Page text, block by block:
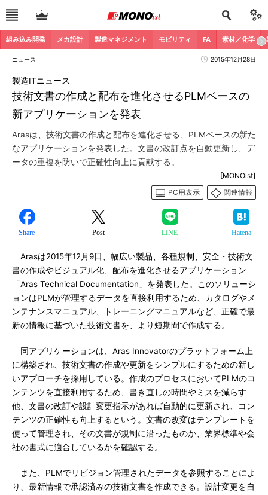
組み込み開発 メカ設計 製造マネジメント モビリティ FA 素材／化学
ニュース 2015年12月28日
技術文書の作成と配布を進化させるPLMベースの
新アプリケーションを発表
製造ITニュース
Arasは、技術文書の作成と配布を進化させる、PLMベースの新た
なアプリケーションを発表した。文書の改訂点を自動更新し、デ
ータの重複を防いで正確性向上に貢献する。
[MONOist]
PC用表示
関連情報
Share Post LINE Hatena
Arasは2015年12月9日、幅広い製品、各種規制、安全・技術文
書の作成やビジュアル化、配布を進化させるアプリケーション
「Aras Technical Documentation」を発表した。このソリューシ
ョンはPLMが管理するデータを直接利用するため、カタログやメ
ンテナンスマニュアル、トレーニングマニュアルなど、正確で最
新の情報に基づいた技術文書を、より短期間で作成する。
同アプリケーションは、Aras Innovatorのプラットフォーム上
に構築され、技術文書の作成や更新をシンプルにするための新し
いアプローチを採用している。作成のプロセスにおいてPLMのコ
ンテンツを直接利用するため、書き直しの時間やミスを減らす
他、文書の改訂や設計変更指示があれば自動的に更新され、コン
テンツの正確性も向上するという。文書の改変はテンプレートを
使って管理され、その文書が規制に沿ったものか、業界標準や会
社の書式に適合しているかを確認する。
また、PLMでリビジョン管理されたデータを参照することによ
り、最新情報で承認済みの技術文書を作成できる。設計変更を自